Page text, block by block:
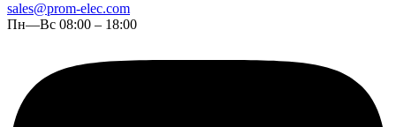
sales@prom-elec.com
Пн—Вс 08:00 – 18:00